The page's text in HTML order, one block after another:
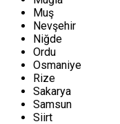
Muş
Nevşehir
Niğde
Ordu
Osmaniye
Rize
Sakarya
Samsun
Siirt